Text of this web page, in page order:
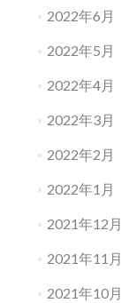
2022年6月
2022年5月
2022年4月
2022年3月
2022年2月
2022年1月
2021年12月
2021年11月
2021年10月